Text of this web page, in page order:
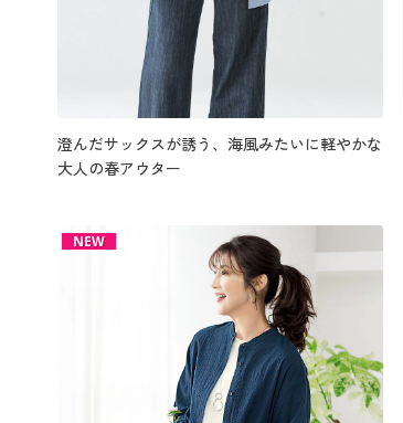
澄んだサックスが誘う、海風みたいに軽やかな
大人の春アウター
NEW